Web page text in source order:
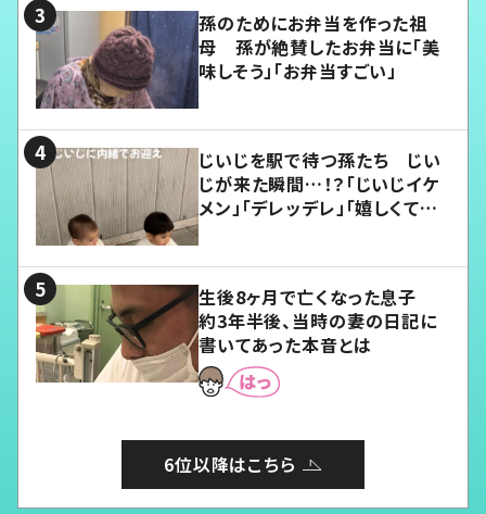
孫のためにお弁当を作った祖
母 孫が絶賛したお弁当に「美
味しそう」「お弁当すごい」
じいじを駅で待つ孫たち じい
じが来た瞬間…！？「じいじイケ
メン」「デレッデレ」「嬉しくて可
生後8ヶ月で亡くなった息子
約3年半後、当時の妻の日記に
書いてあった本音とは
6位以降はこちら